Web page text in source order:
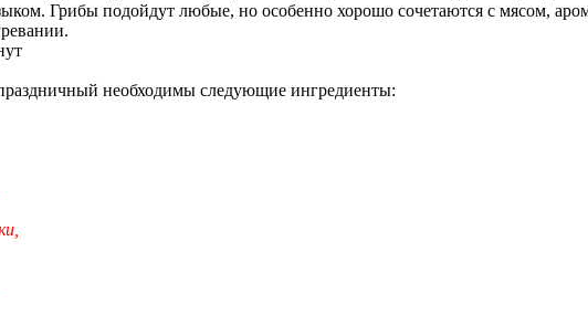
Грибы подойдут любые, но особенно хорошо сочетаются с мясом,
необходимы следующие ингредиенты: